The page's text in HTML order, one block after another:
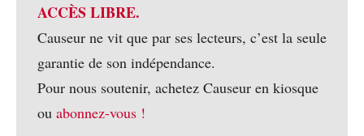
ACCÈS LIBRE.
Causeur ne vit que par ses lecteurs, c’est la seule
garantie de son indépendance.
Pour nous soutenir, achetez Causeur en kiosque
ou abonnez-vous !